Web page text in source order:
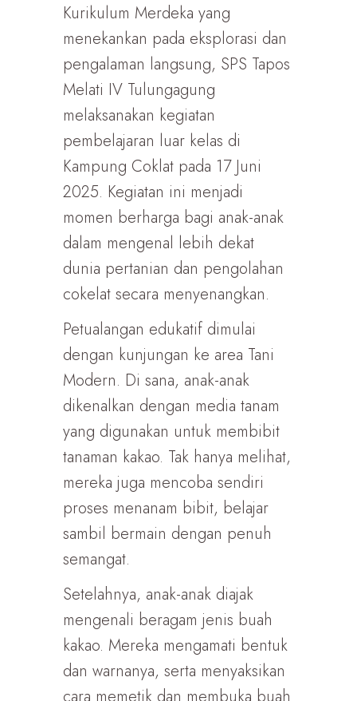
Kurikulum Merdeka yang
menekankan pada eksplorasi dan
pengalaman langsung, SPS Tapos
Melati IV Tulungagung
melaksanakan kegiatan
pembelajaran luar kelas di
Kampung Coklat pada 17 Juni
2025. Kegiatan ini menjadi
momen berharga bagi anak-anak
dalam mengenal lebih dekat
dunia pertanian dan pengolahan
cokelat secara menyenangkan.
Petualangan edukatif dimulai
dengan kunjungan ke area Tani
Modern. Di sana, anak-anak
dikenalkan dengan media tanam
yang digunakan untuk membibit
tanaman kakao. Tak hanya melihat,
mereka juga mencoba sendiri
proses menanam bibit, belajar
sambil bermain dengan penuh
semangat.
Setelahnya, anak-anak diajak
mengenali beragam jenis buah
kakao. Mereka mengamati bentuk
dan warnanya, serta menyaksikan